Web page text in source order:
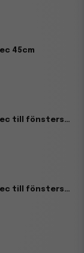
45cm
Fönsterhandtag Unger ErgoTec till fönsterskviss L
Fönsterhandtag Unger ErgoTec till fönsterskviss XL